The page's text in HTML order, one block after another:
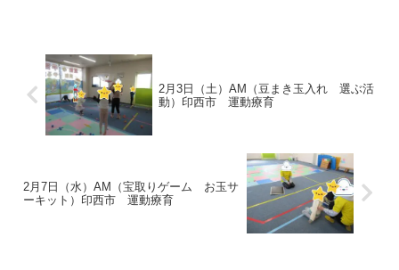
2月3日（土）AM（豆まき玉入れ 選ぶ活
動）印西市 運動療育
2月7日（水）AM（宝取りゲーム お玉サ
ーキット）印西市 運動療育